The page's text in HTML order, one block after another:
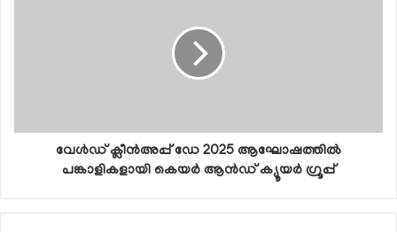
വേള്‍ഡ് ക്ലീന്‍അപ്പ് ഡേ 2025 ആഘോഷത്തില്‍
പങ്കാളികളായി കെയര്‍ ആന്‍ഡ് ക്യൂയര്‍ ഗ്രൂപ്പ്